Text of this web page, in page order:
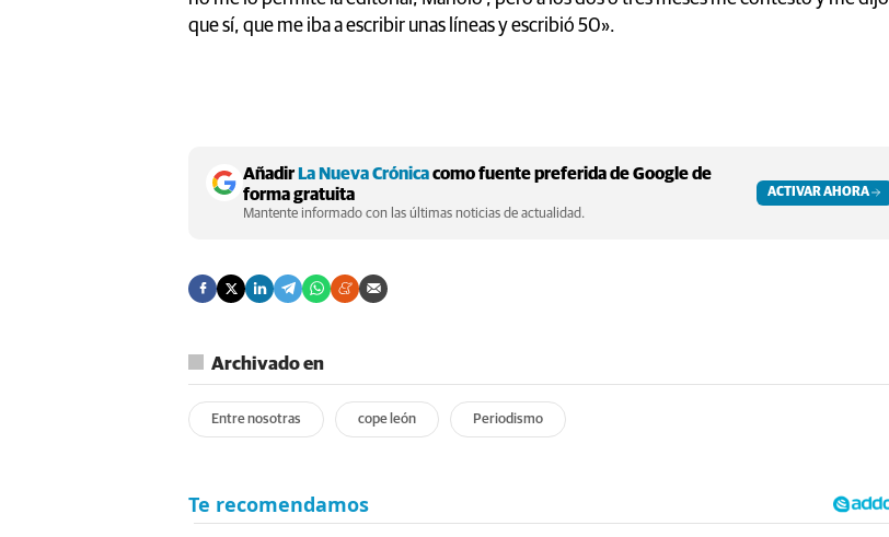
que sí, que me iba a escribir unas líneas y escribió 50».
AñadirLa Nueva Crónicacomo fuente preferida de Google de
forma gratuita
Mantente informado con las últimas noticias de actualidad.
ACTIVAR AHORA
Archivado en
Entre nosotras cope león Periodismo